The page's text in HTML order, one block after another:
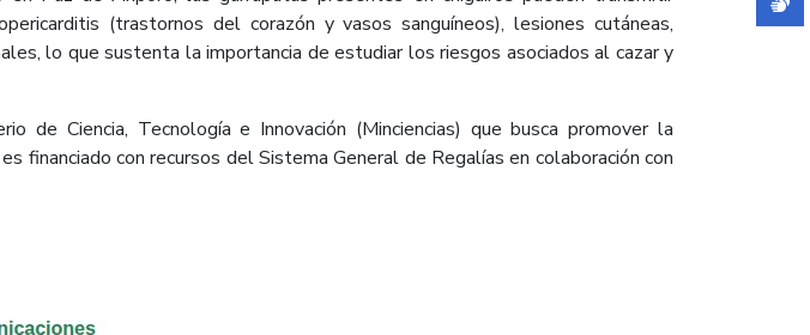
(trastornos del corazón y vasos sanguíneos), lesiones cutáneas,
lo que sustenta la importancia de estudiar los riesgos asociados al cazar y
de Ciencia, Tecnología e Innovación (Minciencias) que busca promover la
financiado con recursos del Sistema General de Regalías en colaboración con